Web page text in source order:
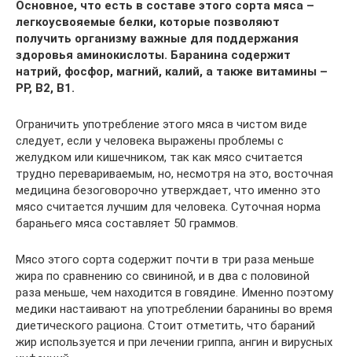
Основное, что есть в составе этого сорта мяса –
легкоусвояемые белки, которые позволяют
получить организму важные для поддержания
здоровья аминокислоты. Баранина содержит
натрий, фосфор, магний, калий, а также витамины –
РР, В2, В1.
Ограничить употребление этого мяса в чистом виде
следует, если у человека выражены проблемы с
желудком или кишечником, так как мясо считается
трудно перевариваемым, но, несмотря на это, восточная
медицина безоговорочно утверждает, что именно это
мясо считается лучшим для человека. Суточная норма
бараньего мяса составляет 50 граммов.
Мясо этого сорта содержит почти в три раза меньше
жира по сравнению со свининой, и в два с половиной
раза меньше, чем находится в говядине. Именно поэтому
медики настаивают на употреблении баранины во время
диетического рациона. Стоит отметить, что бараний
жир используется и при лечении гриппа, ангин и вирусных